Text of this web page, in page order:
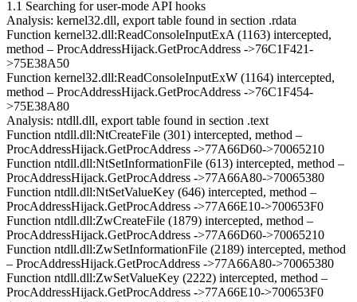
1.1 Searching for user-mode API hooks
Analysis: kernel32.dll, export table found in section .rdata
Function kernel32.dll:ReadConsoleInputExA (1163) intercepted,
method – ProcAddressHijack.GetProcAddress ->76C1F421-
>75E38A50
Function kernel32.dll:ReadConsoleInputExW (1164) intercepted,
method – ProcAddressHijack.GetProcAddress ->76C1F454-
>75E38A80
Analysis: ntdll.dll, export table found in section .text
Function ntdll.dll:NtCreateFile (301) intercepted, method –
ProcAddressHijack.GetProcAddress ->77A66D60->70065210
Function ntdll.dll:NtSetInformationFile (613) intercepted, method –
ProcAddressHijack.GetProcAddress ->77A66A80->70065380
Function ntdll.dll:NtSetValueKey (646) intercepted, method –
ProcAddressHijack.GetProcAddress ->77A66E10->700653F0
Function ntdll.dll:ZwCreateFile (1879) intercepted, method –
ProcAddressHijack.GetProcAddress ->77A66D60->70065210
Function ntdll.dll:ZwSetInformationFile (2189) intercepted, method
– ProcAddressHijack.GetProcAddress ->77A66A80->70065380
Function ntdll.dll:ZwSetValueKey (2222) intercepted, method –
ProcAddressHijack.GetProcAddress ->77A66E10->700653F0